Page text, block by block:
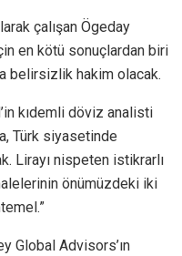
çalışan Ögeday
en kötü sonuçlardan biri
belirsizlik hakim olacak.
kıdemli döviz analisti
Türk siyasetinde
Lirayı nispeten istikrarlı
önümüzdeki iki
Global Advisors’ın